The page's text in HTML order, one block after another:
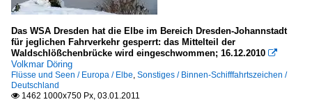
Das WSA Dresden hat die Elbe im Bereich Dresden-Johannstadt
für jeglichen Fahrverkehr gesperrt: das Mittelteil der
Waldschlößchenbrücke wird eingeschwommen; 16.12.2010 
Volkmar Döring
Flüsse und Seen / Europa / Elbe, Sonstiges / Binnen-Schifffahrtszeichen /
Deutschland
 1462 1000x750 Px, 03.01.2011